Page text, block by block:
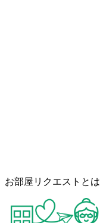
お部屋リクエストとは